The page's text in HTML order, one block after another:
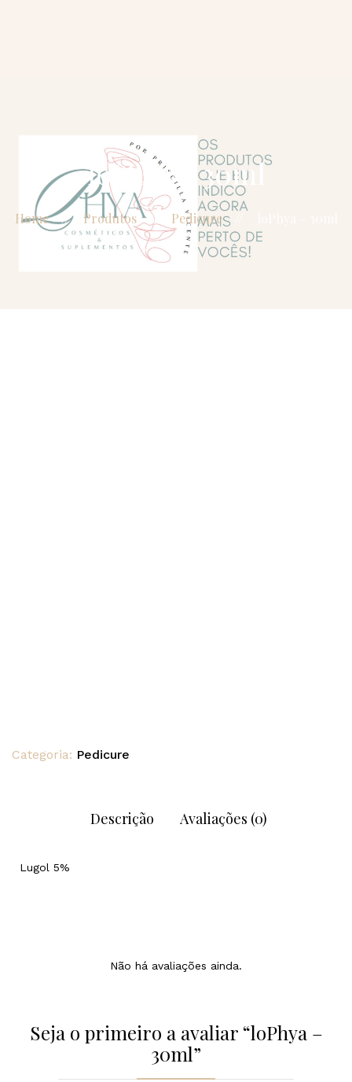
loPhya – 30ml
Home Produtos Pedicure
Categoria: Pedicure
Descrição Avaliações (0)
Lugol 5%
Não há avaliações ainda.
Seja o primeiro a avaliar “loPhya –
30ml”